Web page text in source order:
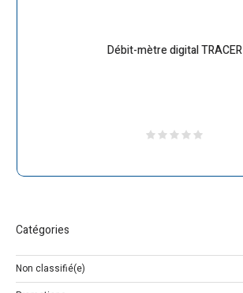
Débit-mètre digital TRACER
Catégories
Non classifié(e)